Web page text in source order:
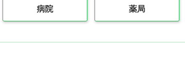
病院 薬局